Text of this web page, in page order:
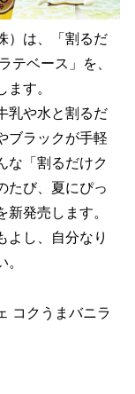
）は、「割るだ
テベース」を、
す。
乳や水と割るだ
ブラックが手軽
な「割るだけク
たび、夏にぴっ
発売します。
よし、自分なり
コクうまバニラ